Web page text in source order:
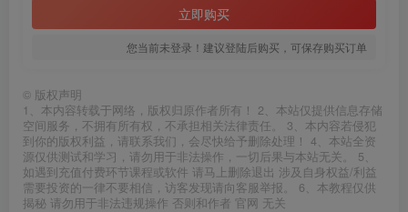
立即购买
您当前未登录！建议登陆后购买，可保存购买订单
© 版权声明
1、本内容转载于网络，版权归原作者所有！ 2、本站仅提供信息存储
空间服务，不拥有所有权，不承担相关法律责任。 3、本内容若侵犯
到你的版权利益，请联系我们，会尽快给予删除处理！ 4、本站全资
源仅供测试和学习，请勿用于非法操作，一切后果与本站无关。 5、
如遇到充值付费环节课程或软件 请马上删除退出 涉及自身权益/利益
需要投资的一律不要相信，访客发现请向客服举报。 6、本教程仅供
揭秘 请勿用于非法违规操作 否则和作者 官网 无关